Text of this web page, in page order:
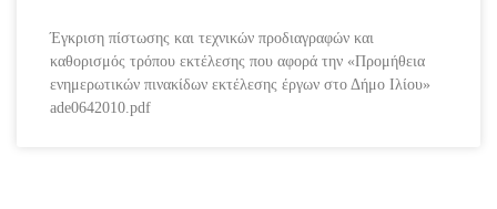
Έγκριση πίστωσης και τεχνικών προδιαγραφών και
καθορισμός τρόπου εκτέλεσης που αφορά την «Προμήθεια
ενημερωτικών πινακίδων εκτέλεσης έργων στο Δήμο Ιλίου»
ade0642010.pdf